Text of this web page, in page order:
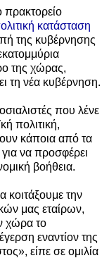
πρακτορείο
κατάσταση
της κυβέρνησης
της χώρας,
τη νέα κυβέρνηση.
που λένε
πολιτική,
κάποια από τα
να προσφέρει
βοήθεια.
κοιτάξουμε την
μας εταίρων,
χώρα το
εναντίον της
είπε σε ομιλία